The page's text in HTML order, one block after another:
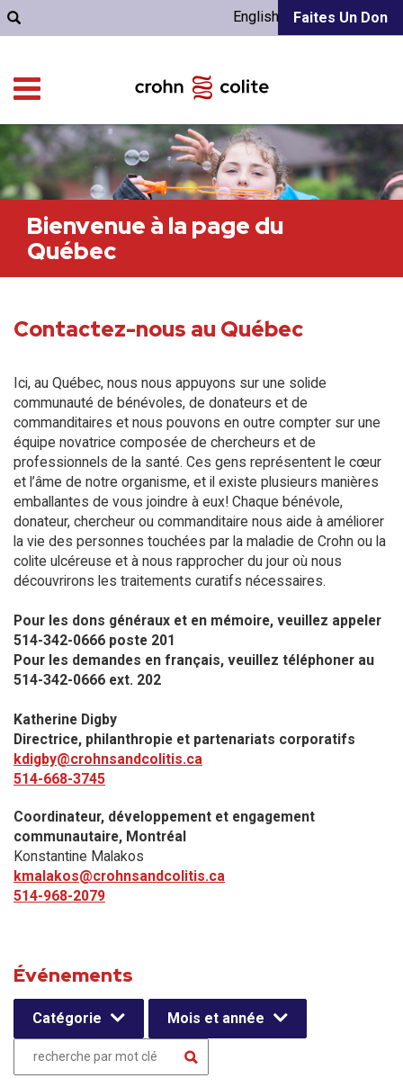
Faites Un Don
English
Bienvenue à la page du
Québec
Contactez-nous au Québec
Ici, au Québec, nous nous appuyons sur une solide
communauté de bénévoles, de donateurs et de
commanditaires et nous pouvons en outre compter sur une
équipe novatrice composée de chercheurs et de
professionnels de la santé. Ces gens représentent le cœur
et l’âme de notre organisme, et il existe plusieurs manières
emballantes de vous joindre à eux! Chaque bénévole,
donateur, chercheur ou commanditaire nous aide à améliorer
la vie des personnes touchées par la maladie de Crohn ou la
colite ulcéreuse et à nous rapprocher du jour où nous
découvrirons les traitements curatifs nécessaires.
Pour les dons généraux et en mémoire, veuillez appeler
514-342-0666 poste 201​
Pour les demandes en français, veuillez téléphoner au
514-342-0666 ext. 202
Katherine Digby
Directrice, philanthropie et partenariats corporatifs
kdigby@crohnsandcolitis.ca
514-668-3745
Coordinateur, développement et engagement
communautaire​, Montréal
Konstantine Malakos
kmalakos@crohnsandcolitis.ca
514-968-2079
Événements
Catégorie Mois et année